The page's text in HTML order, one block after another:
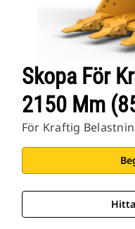
Skopa För
2150 Mm
För Kraftig